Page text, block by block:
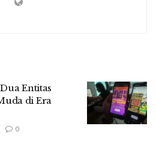
Entitas
di Era
0